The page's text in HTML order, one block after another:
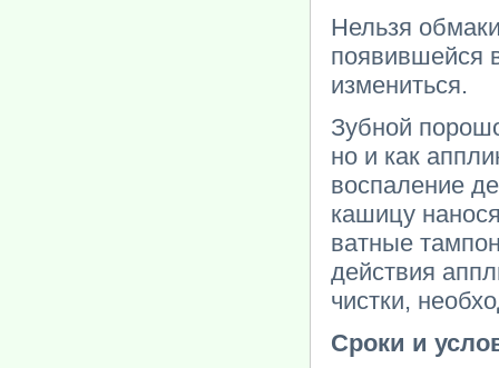
Нельзя
появившейся
измениться.
Зубной
но и как
воспаление
кашицу
ватные
действия
чистки,
Сроки и